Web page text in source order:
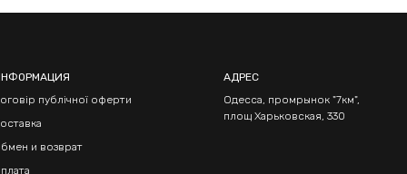
публічної оферти
и возврат
АДРЕС
Одесса, промрынок "7км",
площ Харьковская, 330